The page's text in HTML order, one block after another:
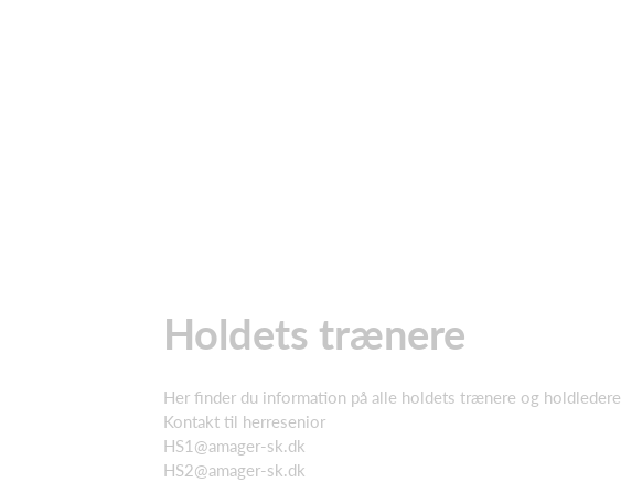
Holdets trænere
Her finder du information på alle holdets trænere og holdledere
Kontakt til herresenior
HS1@amager-sk.dk
HS2@amager-sk.dk